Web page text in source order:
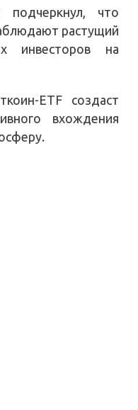
подчеркнул, что
растущий
инвесторов на
ETF создаст
вхождения